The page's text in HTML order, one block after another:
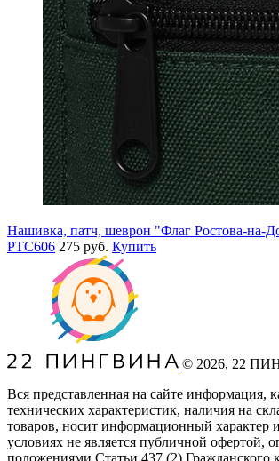
Нашивка, патч, шеврон "Флаг Ростова-на-
PTC606 275 руб. Купить
© 2026, 22
Вся представленная на сайте информация,
технических характеристик, наличия на
товаров, носит информационный характер
условиях не является публичной офертой,
положениями Статьи 437 (2) Гражданского